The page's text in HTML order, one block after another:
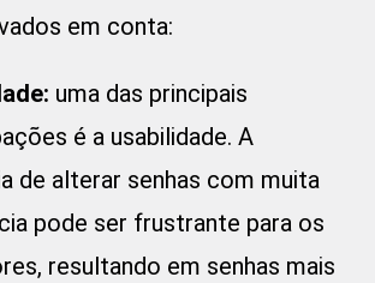
em conta:
uma das principais
é a usabilidade. A
de alterar senhas com muita
pode ser frustrante para os
resultando em senhas mais